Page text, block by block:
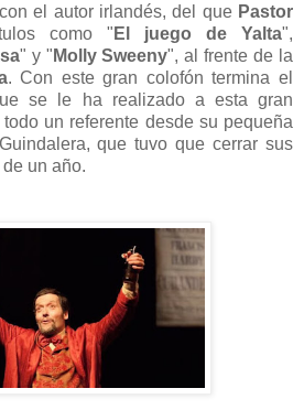
el autor irlandés, del que Pastor
como " El juego de Yalta",
" y " Molly Sweeny", al frente de la
. Con este gran colofón termina el
se le ha realizado a esta gran
un referente desde su pequeña
que tuvo que cerrar sus
un año.